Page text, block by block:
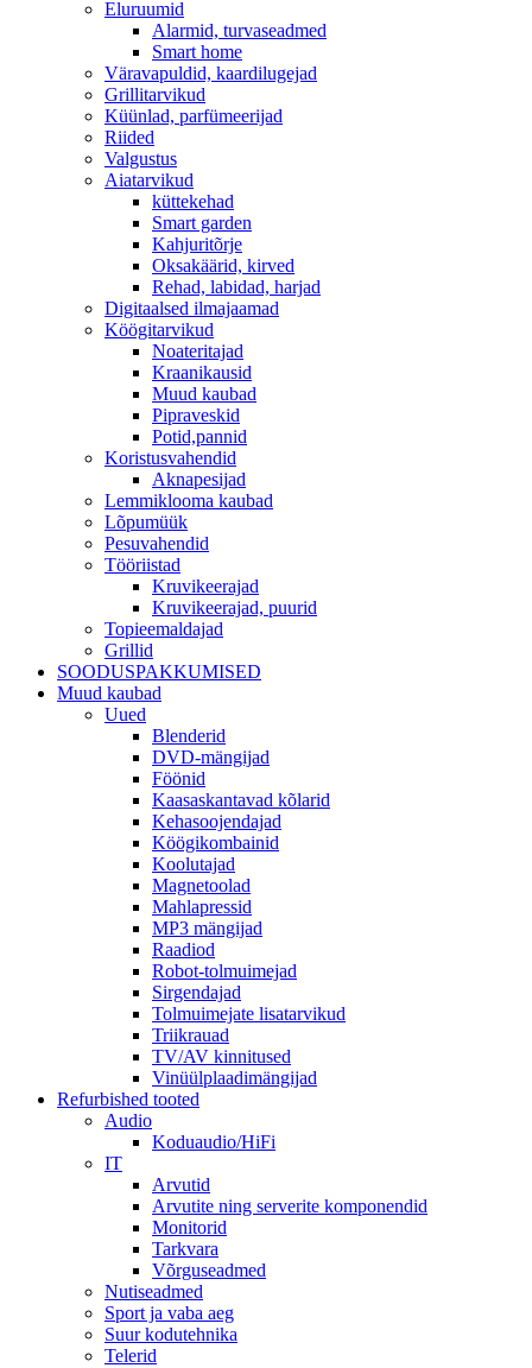
Eluruumid
Alarmid, turvaseadmed
Smart home
Väravapuldid, kaardilugejad
Grillitarvikud
Küünlad, parfümeerijad
Riided
Valgustus
Aiatarvikud
küttekehad
Smart garden
Kahjuritõrje
Oksakäärid, kirved
Rehad, labidad, harjad
Digitaalsed ilmajaamad
Köögitarvikud
Noateritajad
Kraanikausid
Muud kaubad
Pipraveskid
Potid,pannid
Koristusvahendid
Aknapesijad
Lemmiklooma kaubad
Lõpumüük
Pesuvahendid
Tööriistad
Kruvikeerajad
Kruvikeerajad, puurid
Topieemaldajad
Grillid
SOODUSPAKKUMISED
Muud kaubad
Uued
Blenderid
DVD-mängijad
Föönid
Kaasaskantavad kõlarid
Kehasoojendajad
Köögikombainid
Koolutajad
Magnetoolad
Mahlapressid
MP3 mängijad
Raadiod
Robot-tolmuimejad
Sirgendajad
Tolmuimejate lisatarvikud
Triikrauad
TV/AV kinnitused
Vinüülplaadimängijad
Refurbished tooted
Audio
Koduaudio/HiFi
IT
Arvutid
Arvutite ning serverite komponendid
Monitorid
Tarkvara
Võrguseadmed
Nutiseadmed
Sport ja vaba aeg
Suur kodutehnika
Telerid